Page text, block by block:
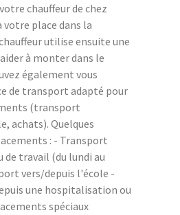
chauffeur de chez
votre place dans la
utilise ensuite une
à monter dans le
également vous
de transport adapté pour
(transport
achats). Quelques
: - Transport
de travail (du lundi au
vers/depuis l'école -
une hospitalisation ou
spéciaux